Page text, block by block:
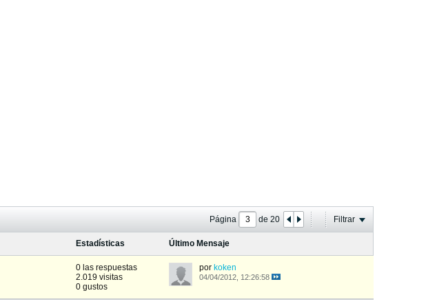
Página de 20 Filtrar
Estadísticas Último Mensaje
0 las respuestas
2.019 visitas
0 gustos
por koken
04/04/2012, 12:26:58